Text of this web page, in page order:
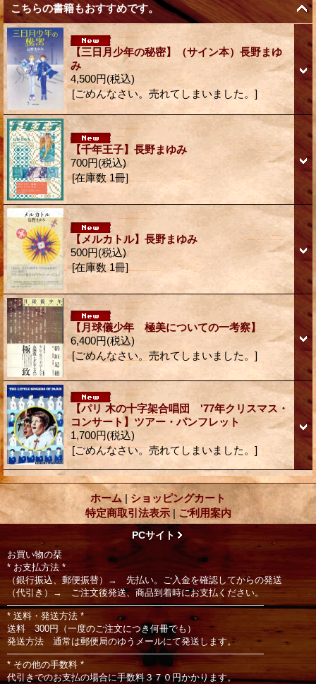
こちらの書籍もおすすめです。
【三日月少年の秘密】（サイン本）長野まゆ
み
4,500円(税込)
[ごめんなさい。売れてしまいました。]
【千年王子】長野まゆみ
700円(税込)
[在庫数 1冊]
【メルカトル】長野まゆみ
500円(税込)
[在庫数 1冊]
【月球儀少年 極美についての一考察】
6,400円(税込)
[ごめんなさい。売れてしまいました。]
【パリ 木の十字架合唱団 '77年クリスマス・
コンサート】ツアー・パンフレット
1,700円(税込)
[ごめんなさい。売れてしまいました。]
ホーム | ショッピングカート
特定商取引法表示 | ご利用案内
PCサイト
お買い物の栞
* お支払方法 *
（銀行振込、郵便振替）→ 先払い。ご入金を確認してからの発送
（代引き）→ ご注文後発送、商品到着時にお支払ください。
――――――――――――――――――――――――――――
* 送料・発送方法 *
送料 300円（一度のご注文につき何冊でも）
発送方法 通常は郵便局のゆうメールにて発送します。
――――――――――――――――――――――――――――
* その他の手数料 *
代引きでのお支払の場合に手数料３７０円かかります。